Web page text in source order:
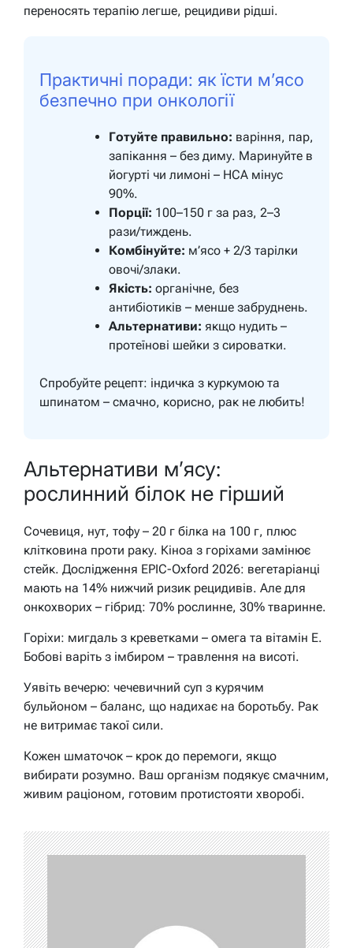
переносять терапію легше, рецидиви рідші.
Практичні поради: як їсти м’ясо
безпечно при онкології
Готуйте правильно: варіння, пар,
запікання – без диму. Маринуйте в
йогурті чи лимоні – HCA мінус
90%.
Порції: 100–150 г за раз, 2–3
рази/тиждень.
Комбінуйте: м’ясо + 2/3 тарілки
овочі/злаки.
Якість: органічне, без
антибіотиків – менше забруднень.
Альтернативи: якщо нудить –
протеїнові шейки з сироватки.
Спробуйте рецепт: індичка з куркумою та
шпинатом – смачно, корисно, рак не любить!
Альтернативи м’ясу:
рослинний білок не гірший
Сочевиця, нут, тофу – 20 г білка на 100 г, плюс
клітковина проти раку. Кіноа з горіхами замінює
стейк. Дослідження EPIC-Oxford 2026: вегетаріанці
мають на 14% нижчий ризик рецидивів. Але для
онкохворих – гібрид: 70% рослинне, 30% тваринне.
Горіхи: мигдаль з креветками – омега та вітамін E.
Бобові варіть з імбиром – травлення на висоті.
Уявіть вечерю: чечевичний суп з курячим
бульйоном – баланс, що надихає на боротьбу. Рак
не витримає такої сили.
Кожен шматочок – крок до перемоги, якщо
вибирати розумно. Ваш організм подякує смачним,
живим раціоном, готовим протистояти хворобі.